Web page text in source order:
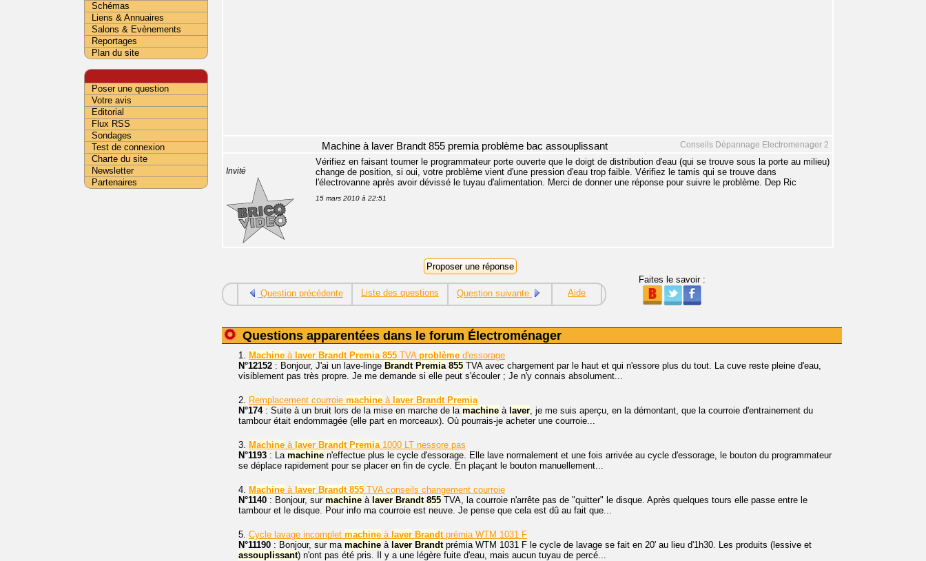
Conseils Dépannage Electromenager 2
Machine à laver Brandt 855 premia problème bac assouplissant
Invité
Vérifiez en faisant tourner le programmateur porte ouverte que le doigt de distribution d'eau (qui se trouve sous la porte au milieu)
change de position, si oui, votre problème vient d'une pression d'eau trop faible. Vérifiez le tamis qui se trouve dans
l'électrovanne après avoir dévissé le tuyau d'alimentation. Merci de donner une réponse pour suivre le problème. Dep Ric
15 mars 2010 à 22:51
Question précédente Liste des questions Question suivante Aide
Faites le savoir :
Questions apparentées dans le forum Électroménager
1. Machine à laver Brandt Premia 855 TVA problème d'essorage
N°12152 : Bonjour, J'ai un lave-linge Brandt Premia 855 TVA avec chargement par le haut et qui n'essore plus du tout. La cuve reste pleine d'eau,
visiblement pas très propre. Je me demande si elle peut s'écouler ; Je n'y connais absolument...
2. Remplacement courroie machine à laver Brandt Premia
N°174: Suite à un bruit lors de la mise en marche de la machine à laver, je me suis aperçu, en la démontant, que la courroie d'entrainement du
tambour était endommagée (elle part en morceaux). Où pourrais-je acheter une courroie...
3. Machine à laver Brandt Premia1000 LT nessore pas
N°1193 : La machine n'effectue plus le cycle d'essorage. Elle lave normalement et une fois arrivée au cycle d'essorage, le bouton du programmateur
se déplace rapidement pour se placer en fin de cycle. En plaçant le bouton manuellement...
4. Machine à laver Brandt 855 TVA conseils changement courroie
N°1140 : Bonjour, sur machine à laver Brandt 855 TVA, la courroie n'arrête pas de "quitter" le disque. Après quelques tours elle passe entre le
tambour et le disque. Pour info ma courroie est neuve. Je pense que cela est dû au fait que...
5. Cycle lavage incomplet machine à laver Brandtprémia WTM 1031 F
N°11190 : Bonjour, sur ma machine à laver Brandtprémia WTM 1031 F le cycle de lavage se fait en 20' au lieu d'1h30. Les produits (lessive et
assouplissant) n'ont pas été pris. Il y a une légère fuite d'eau, mais aucun tuyau de percé...
Schémas
Liens & Annuaires
Salons & Evènements
Reportages
Plan du site
Poser une question
Votre avis
Editorial
Flux RSS
Sondages
Test de connexion
Charte du site
Newsletter
Partenaires